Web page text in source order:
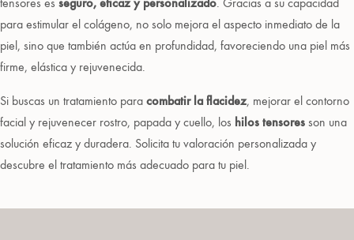
para estimular el colágeno, no solo mejora el aspecto inmediato de la
piel, sino que también actúa en profundidad, favoreciendo una piel más
firme, elástica y rejuvenecida.
Si buscas un tratamiento para combatir la flacidez, mejorar el contorno
facial y rejuvenecer rostro, papada y cuello, los hilos tensores son una
solución eficaz y duradera. Solicita tu valoración personalizada y
descubre el tratamiento más adecuado para tu piel.